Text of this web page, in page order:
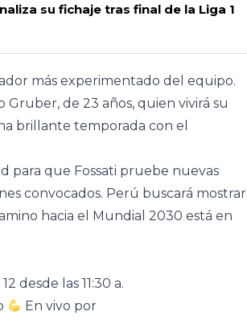
su fichaje tras final de la Liga 1
más experimentado del equipo.
Gruber, de 23 años, quien vivirá su
brillante temporada con el
para que Fossati pruebe nuevas
convocados. Perú buscará mostrar
hacia el Mundial 2030 está en
desde las 11:30 a.
En vivo por